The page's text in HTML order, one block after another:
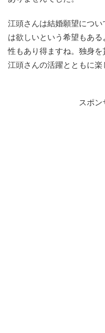
江頭さんは結婚願望につ
は欲しいという希望もあ
性もあり得ますね。独身
江頭さんの活躍とともに楽
スポン